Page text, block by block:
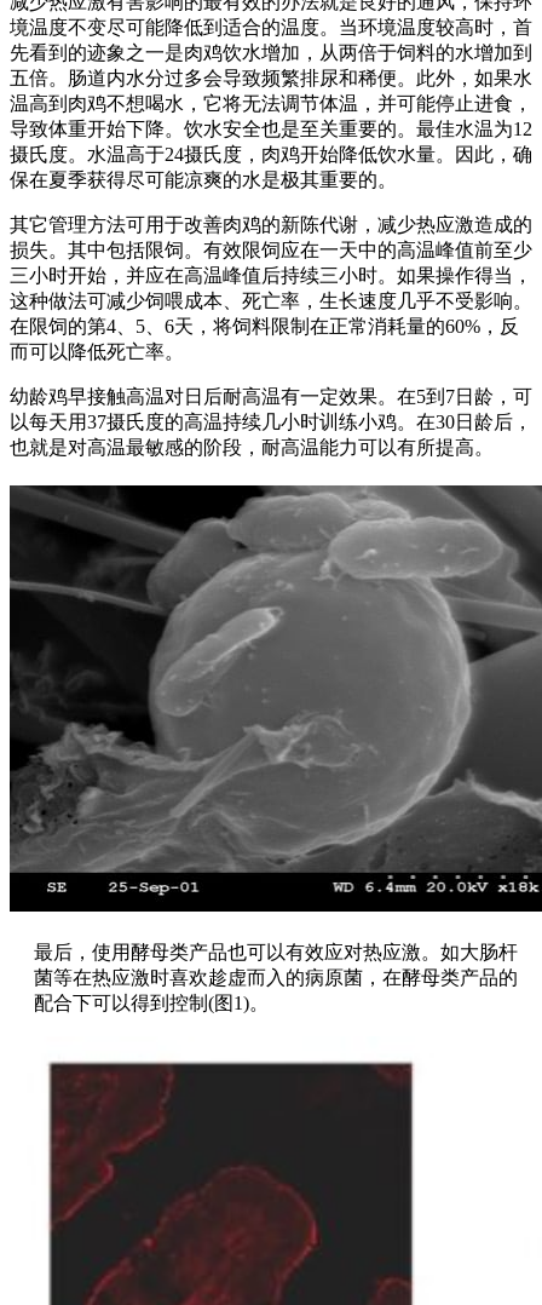
境温度不变尽可能降低到适合的温度。当环境温度较高时，首
先看到的迹象之一是肉鸡饮水增加，从两倍于饲料的水增加到
五倍。肠道内水分过多会导致频繁排尿和稀便。此外，如果水
温高到肉鸡不想喝水，它将无法调节体温，并可能停止进食，
导致体重开始下降。饮水安全也是至关重要的。最佳水温为12
摄氏度。水温高于24摄氏度，肉鸡开始降低饮水量。因此，确
保在夏季获得尽可能凉爽的水是极其重要的。
其它管理方法可用于改善肉鸡的新陈代谢，减少热应激造成的
损失。其中包括限饲。有效限饲应在一天中的高温峰值前至少
三小时开始，并应在高温峰值后持续三小时。如果操作得当，
这种做法可减少饲喂成本、死亡率，生长速度几乎不受影响。
在限饲的第4、5、6天，将饲料限制在正常消耗量的60%，反
而可以降低死亡率。
幼龄鸡早接触高温对日后耐高温有一定效果。在5到7日龄，可
以每天用37摄氏度的高温持续几小时训练小鸡。在30日龄后，
也就是对高温最敏感的阶段，耐高温能力可以有所提高。
最后，使用酵母类产品也可以有效应对热应激。如大肠杆
菌等在热应激时喜欢趁虚而入的病原菌，在酵母类产品的
配合下可以得到控制(图1)。